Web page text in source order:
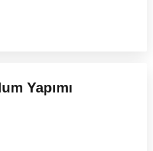
Yapımı